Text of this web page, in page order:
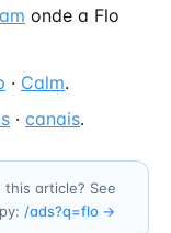
onde a Flo
· Calm.
· canais.
article? See
/ads?q=flo →